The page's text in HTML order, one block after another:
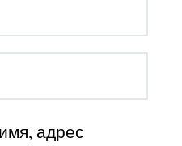
адрес